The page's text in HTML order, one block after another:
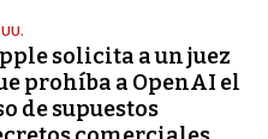
solicita a un juez
prohíba a OpenAI el
de supuestos